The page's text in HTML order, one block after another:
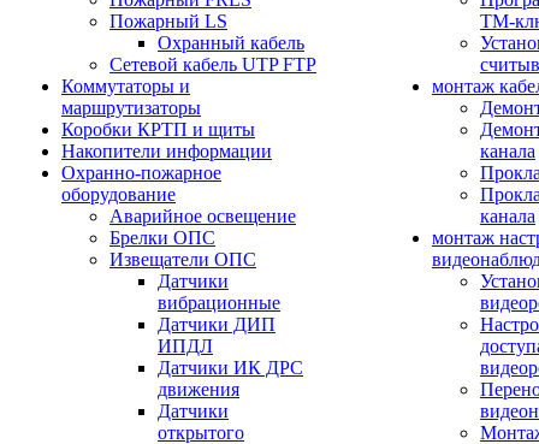
Пожарный LS
Охранный кабель
Сетевой кабель UTP FTP
Коммутаторы и
маршрутизаторы
Коробки КРТП и щиты
Накопители информации
Охранно-пожарное
оборудование
Аварийное освещение
Брелки ОПС
Извещатели ОПС
Датчики
вибрационные
Датчики ДИП
ИПДЛ
Датчики ИК ДРС
движения
Датчики
открытого
ТМ-
монтаж
канала
канала
монтаж